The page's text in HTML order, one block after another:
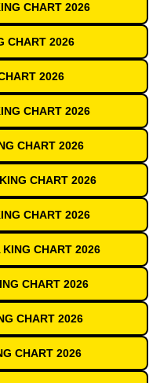
CHART 2026
CHART 2026
2026
CHART 2026
CHART 2026
CHART 2026
CHART 2026
KING CHART 2026
CHART 2026
CHART 2026
CHART 2026